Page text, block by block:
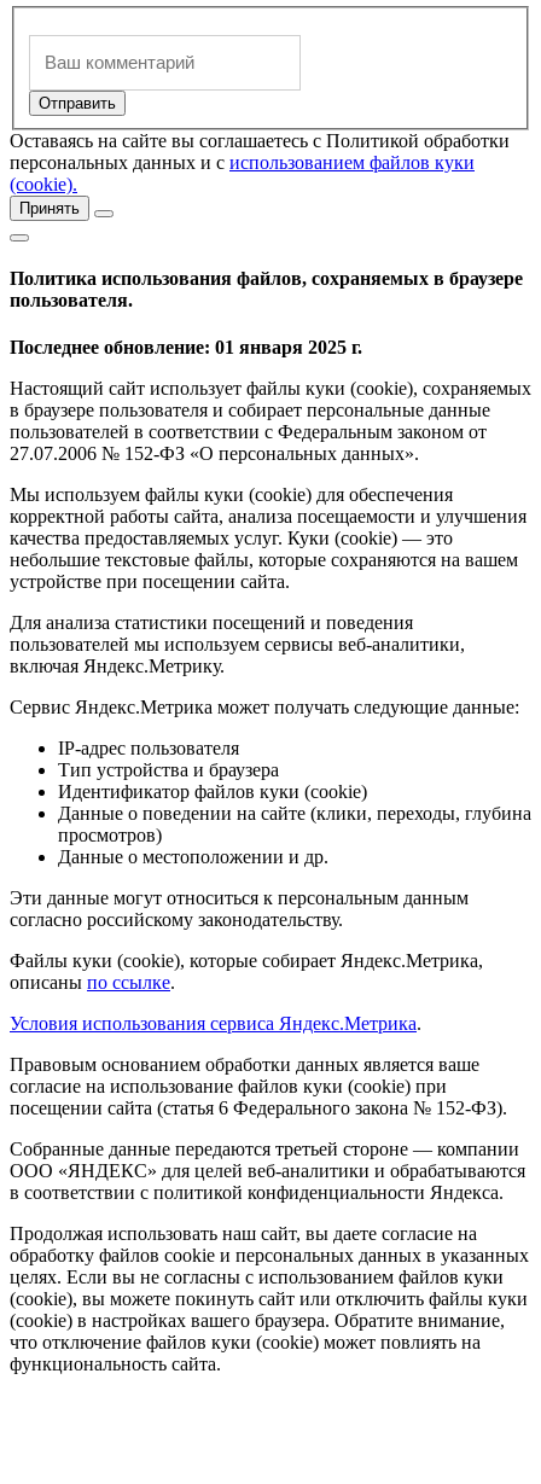
Оставаясь на сайте вы соглашаетесь с Политикой обработки
персональных данных и с использованием файлов куки
(cookie).
Принять
Политика использования файлов, сохраняемых в браузере
пользователя.
Последнее обновление: 01 января 2025 г.
Настоящий сайт использует файлы куки (cookie), сохраняемых
в браузере пользователя и собирает персональные данные
пользователей в соответствии с Федеральным законом от
27.07.2006 № 152-ФЗ «О персональных данных».
Мы используем файлы куки (cookie) для обеспечения
корректной работы сайта, анализа посещаемости и улучшения
качества предоставляемых услуг. Куки (cookie) — это
небольшие текстовые файлы, которые сохраняются на вашем
устройстве при посещении сайта.
Для анализа статистики посещений и поведения
пользователей мы используем сервисы веб-аналитики,
включая Яндекс.Метрику.
Сервис Яндекс.Метрика может получать следующие данные:
IP-адрес пользователя
Тип устройства и браузера
Идентификатор файлов куки (cookie)
Данные о поведении на сайте (клики, переходы, глубина
просмотров)
Данные о местоположении и др.
Эти данные могут относиться к персональным данным
согласно российскому законодательству.
Файлы куки (cookie), которые собирает Яндекс.Метрика,
описаны по ссылке.
Условия использования сервиса Яндекс.Метрика.
Правовым основанием обработки данных является ваше
согласие на использование файлов куки (cookie) при
посещении сайта (статья 6 Федерального закона № 152-ФЗ).
Собранные данные передаются третьей стороне — компании
ООО «ЯНДЕКС» для целей веб-аналитики и обрабатываются
в соответствии с политикой конфиденциальности Яндекса.
Продолжая использовать наш сайт, вы даете согласие на
обработку файлов cookie и персональных данных в указанных
целях. Если вы не согласны с использованием файлов куки
(cookie), вы можете покинуть сайт или отключить файлы куки
(cookie) в настройках вашего браузера. Обратите внимание,
что отключение файлов куки (cookie) может повлиять на
функциональность сайта.